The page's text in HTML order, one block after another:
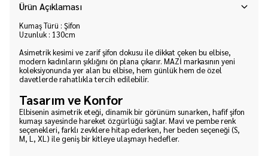
Ürün Açıklaması
Kumaş Türü : Şifon
Uzunluk : 130cm
Asimetrik kesimi ve zarif şifon dokusu ile dikkat çeken bu elbise,
modern kadınların şıklığını ön plana çıkarır. MAZİ markasının yeni
koleksiyonunda yer alan bu elbise, hem günlük hem de özel
davetlerde rahatlıkla tercih edilebilir.
Tasarım ve Konfor
Elbisenin asimetrik eteği, dinamik bir görünüm sunarken, hafif şifon
kumaşı sayesinde hareket özgürlüğü sağlar. Mavi ve pembe renk
seçenekleri, farklı zevklere hitap ederken, her beden seçeneği (S,
M, L, XL) ile geniş bir kitleye ulaşmayı hedefler.